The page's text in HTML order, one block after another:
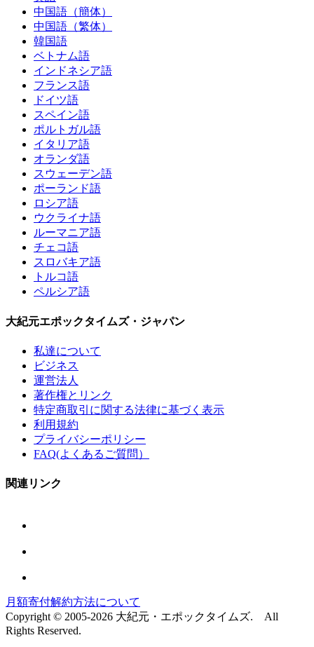
中国語（簡体）
中国語（繁体）
韓国語
ベトナム語
インドネシア語
フランス語
ドイツ語
スペイン語
ポルトガル語
イタリア語
オランダ語
スウェーデン語
ポーランド語
ロシア語
ウクライナ語
ルーマニア語
チェコ語
スロバキア語
トルコ語
ペルシア語
大紀元エポックタイムズ・ジャパン
私達について
ビジネス
運営法人
著作権とリンク
特定商取引に関する法律に基づく表示
利用規約
プライバシーポリシー
FAQ(よくあるご質問）
関連リンク
月額寄付解約方法について
Copyright © 2005-2026 大紀元・エポックタイムズ. All
Rights Reserved.